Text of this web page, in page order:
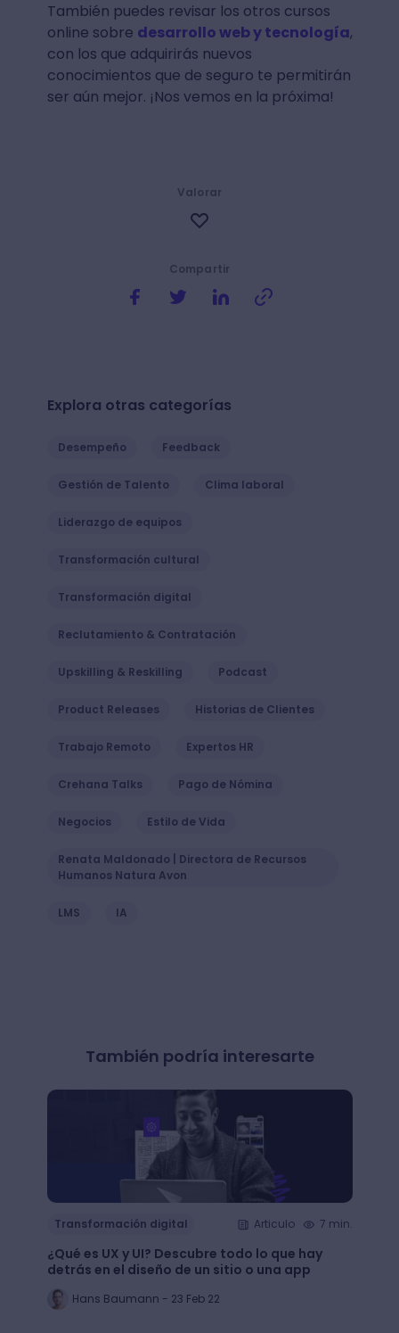
También puedes revisar los otros cursos
online sobre desarrollo web y tecnología,
con los que adquirirás nuevos
conocimientos que de seguro te permitirán
ser aún mejor. ¡Nos vemos en la próxima!
Compartir
Valorar
Explora otras categorías
Desempeño Feedback
Gestión de Talento Clima laboral
Liderazgo de equipos
Transformación cultural
Transformación digital
Reclutamiento & Contratación
Upskilling & Reskilling Podcast
Product Releases Historias de Clientes
Trabajo Remoto Expertos HR
Crehana Talks Pago de Nómina
Negocios Estilo de Vida
Renata Maldonado | Directora de Recursos
Humanos Natura Avon
LMS IA
También podría interesarte
Transformación digital Articulo 7 min.
¿Qué es UX y UI? Descubre todo lo que hay
detrás en el diseño de un sitio o una app
Hans Baumann - 23 Feb 22